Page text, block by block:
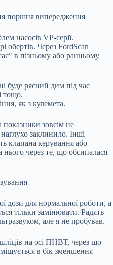
поршня випередження
насосів VP-серії.
обертів. Через FordScan
в пізньому або ранньому
буде рясний дим під час
тощо.
як з кулемета.
зовсім не
заклинило. Інші
клапана керування або
нього через те, що обсипалася
дози для нормальної роботи, а
тільки замінювати. Радять
але я не пробував.
на осі ПНВТ, через що
в бік зменшення